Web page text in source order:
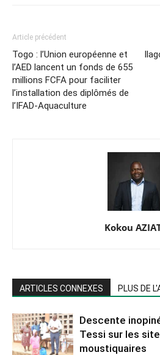
Article précédent
Togo : l’Union européenne et
l’AED lancent un fonds de 655
millions FCFA pour faciliter
l’installation des diplômés de
l’IFAD-Aquaculture
Kokou
ARTICLES CONNEXES PLUS DE
Descente
Tessi sur les
moustiquaires